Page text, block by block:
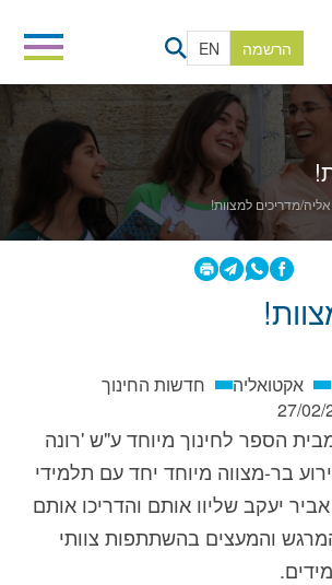
EN הרשמה
/מדריכים למצוות!
אקטואליה
חדשות החינוך
הספר לחינוך מיוחד ע"ש 'רונה
בר-מצווה מיוחד יחד עם תלמידי
יעקב שליוו אותם והדריכו אותם
והמעצים בהשתתפות צוותי